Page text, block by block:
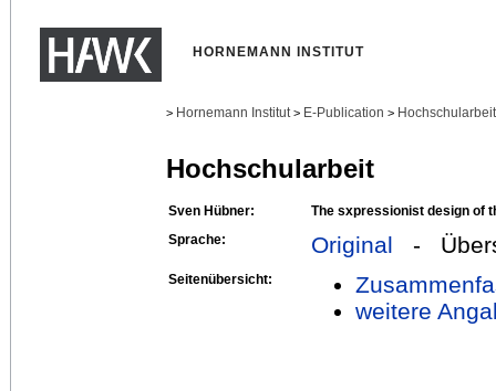
HORNEMANN INSTITUT
> Hornemann Institut > E-Publication >
Hochschularbeit
Sven Hübner:
The sxpressionist design of
Sprache:
Original -
Seitenübersicht:
weitere